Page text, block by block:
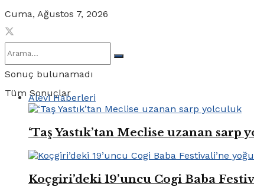
Cuma, Ağustos 7, 2026
Sonuç bulunamadı
Tüm Sonuçlar
Alevi Haberleri
‘Taş Yastık’tan Meclise uzanan sarp
Koçgiri’deki 19’uncu Cogi Baba